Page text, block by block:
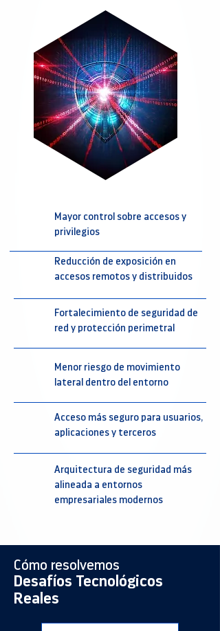
Mayor control sobre accesos y
privilegios
Reducción de exposición en
accesos remotos y distribuidos
Fortalecimiento de seguridad de
red y protección perimetral
Menor riesgo de movimiento
lateral dentro del entorno
Acceso más seguro para usuarios,
aplicaciones y terceros
Arquitectura de seguridad más
alineada a entornos
empresariales modernos
Cómo resolvemos
Desafíos Tecnológicos
Reales